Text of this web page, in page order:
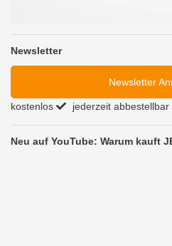
Newsletter
Newsletter
kostenlos jederzeit abbestellbar
Neu auf YouTube: Warum kauft